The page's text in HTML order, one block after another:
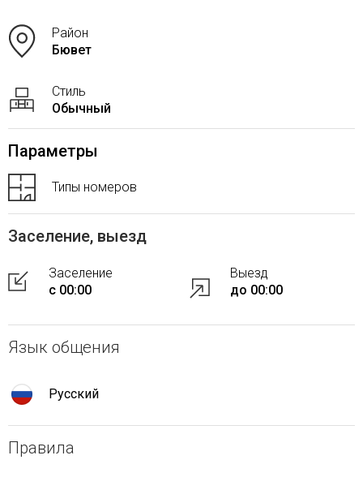
Район
Бювет
Стиль
Обычный
Параметры
Типы номеров
Заселение, выезд
Заселение
с 00:00
Выезд
до 00:00
Язык общения
Русский
Правила